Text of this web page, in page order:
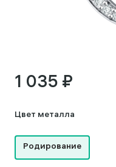
1 035 ₽
Цвет металла
Родирование